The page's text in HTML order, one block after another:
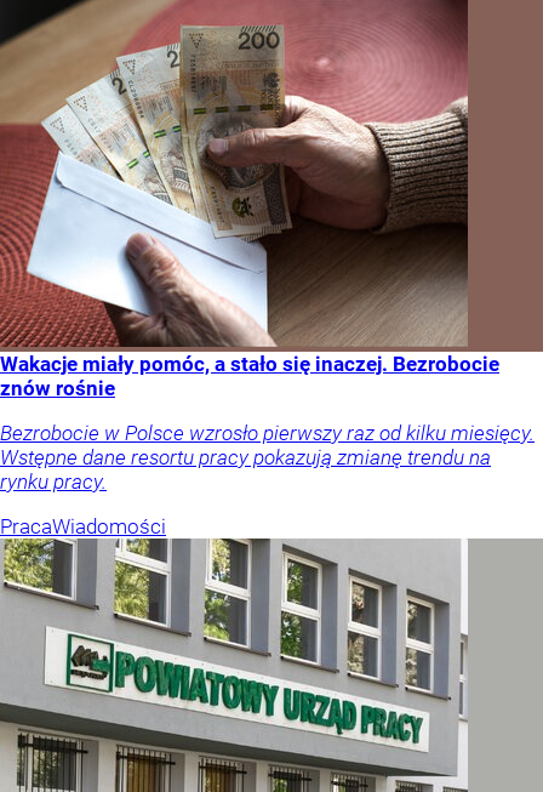
Wakacje miały pomóc, a stało się inaczej. Bezrobocie
znów rośnie
Bezrobocie w Polsce wzrosło pierwszy raz od kilku miesięcy.
Wstępne dane resortu pracy pokazują zmianę trendu na
rynku pracy.
PracaWiadomości